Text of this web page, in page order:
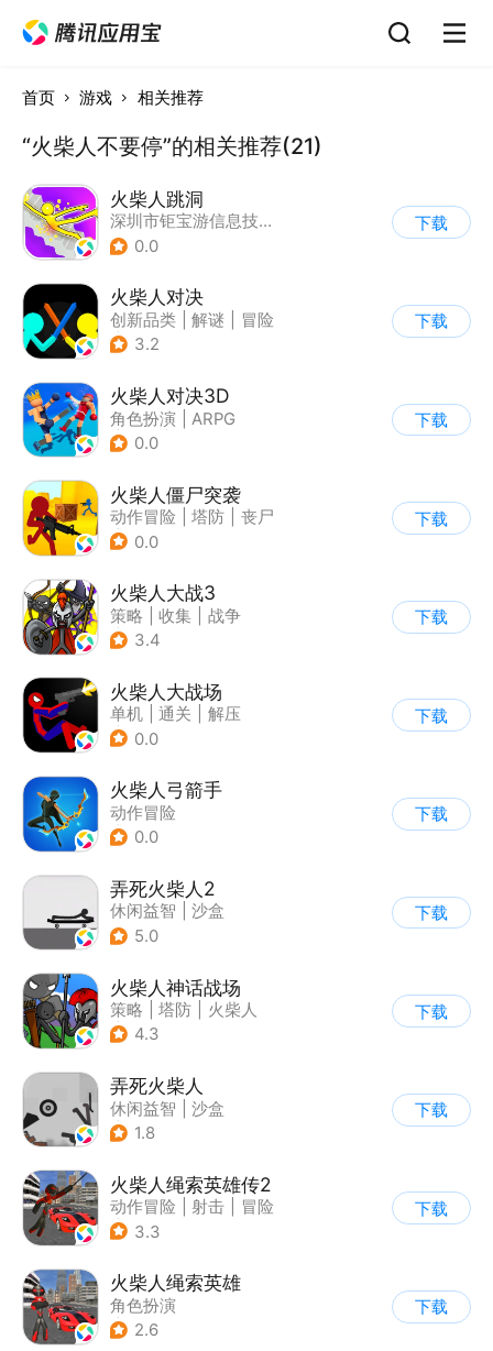
首页 游戏 相关推荐
“火柴人不要停”的相关推荐(21)
火柴人跳洞
深圳市钜宝游信息技术有限公司
0.0
下载
火柴人对决
创新品类 解谜
冒险
| 挑战破纪录
3.2
下载
火柴人对决3D
角色扮演
ARPG
| 冒险
0.0
下载
火柴人僵尸突袭
动作冒险 塔防
丧尸
| 挑战破纪录
0.0
下载
火柴人大战3
策略 收集
战争
| 火柴人
3.4
下载
火柴人大战场
单机 通关
解压
| 火柴人
0.0
下载
火柴人弓箭手
动作冒险
| 第三人称射击
0.0
下载
弄死火柴人2
休闲益智
沙盒
5.0
下载
火柴人神话战场
策略 塔防
火柴人
| 休闲益智
4.3
下载
弄死火柴人
休闲益智
沙盒
| 火柴人
1.8
下载
火柴人绳索英雄传2
动作冒险 射击
冒险
| 开放世界
3.3
下载
火柴人绳索英雄
角色扮演
| 第三人称射击
2.6
下载